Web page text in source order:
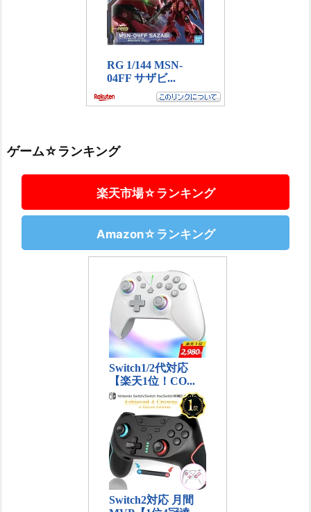
ゲーム☆ランキング
楽天市場☆ランキング
Amazon☆ランキング